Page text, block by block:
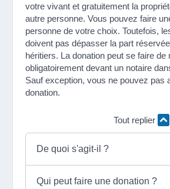
votre vivant et gratuitement la
autre personne. Vous pouvez faire
personne de votre choix. Toutefois,
doivent pas dépasser la part
héritiers. La donation peut se faire de
obligatoirement devant un notaire
Sauf exception, vous ne pouvez pas
donation.
Tout replier
De quoi s'agit-il ?
Qui peut faire une donation ?